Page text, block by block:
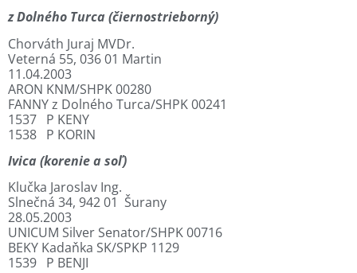
z Dolného Turca (čiernostrieborný)
Chorváth Juraj MVDr.
Veterná 55, 036 01 Martin
11.04.2003
ARON KNM/SHPK 00280
FANNY z Dolného Turca/SHPK 00241
1537 P KENY
1538 P KORIN
Ivica (korenie a soľ)
Klučka Jaroslav Ing.
Slnečná 34, 942 01 Šurany
28.05.2003
UNICUM Silver Senator/SHPK 00716
BEKY Kadaňka SK/SPKP 1129
1539 P BENJI